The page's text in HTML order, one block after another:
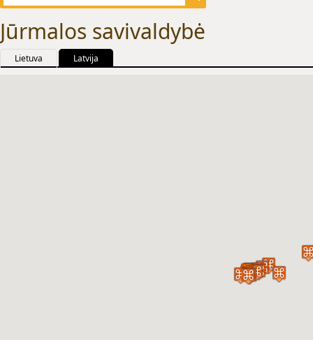
Jūrmalos savivaldybė
Lietuva Latvija